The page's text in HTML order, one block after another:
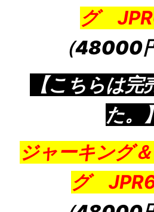
グ
（48000
【こちらは完
た。】
ジャーキング
グ